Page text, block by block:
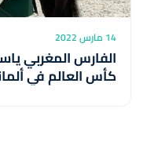
14 مارس 2022
الفارس المغربي
كأس العالم في